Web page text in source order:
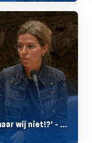
wij niet!?' - ...